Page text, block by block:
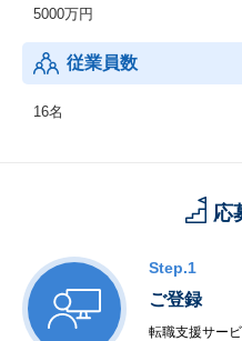
5000万円
従業員数
16名
応
Step.1
ご登録
転職支援サー